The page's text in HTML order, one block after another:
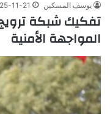
يوسف المسكين 11-21
تفكيك شبكة
المواجهة الأمنية